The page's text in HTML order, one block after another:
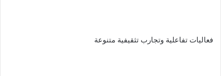
فعاليات تفاعلية وتجارب تثقيفية متنوعة